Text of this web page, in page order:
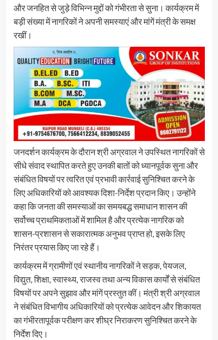
और जनहित से जुड़े विभिन्न मुद्दों को गंभीरता से सुना। कार्यक्रम में
बड़ी संख्या में नागरिकों ने अपनी समस्याएं और मांगें मंत्री के समक्ष
रखीं।
जनदर्शन कार्यक्रम के दौरान श्री अग्रवाल ने उपस्थित नागरिकों से
सीधे संवाद स्थापित करते हुए उनकी बातों को ध्यानपूर्वक सुना और
संबंधित विषयों पर त्वरित एवं प्रभावी कार्रवाई सुनिश्चित करने के
लिए अधिकारियों को आवश्यक दिशा-निर्देश प्रदान किए। उन्होंने
कहा कि जनता की समस्याओं का समयबद्ध समाधान शासन की
सर्वोच्च प्राथमिकताओं में शामिल है और प्रत्येक नागरिक को
शासन-प्रशासन से सकारात्मक अनुभव प्राप्त हो, इसके लिए
निरंतर प्रयास किए जा रहे हैं।
कार्यक्रम में ग्रामीणों एवं स्थानीय नागरिकों ने सड़क, पेयजल,
विद्युत, शिक्षा, स्वास्थ्य, राजस्व तथा अन्य विकास कार्यों से संबंधित
विषयों पर अपने सुझाव और मांगें प्रस्तुत कीं। मंत्री श्री अग्रवाल
ने संबंधित विभागीय अधिकारियों को प्रत्येक आवेदन और शिकायत
का गंभीरतापूर्वक परीक्षण कर शीघ्र निराकरण सुनिश्चित करने के
निर्देश दिए।